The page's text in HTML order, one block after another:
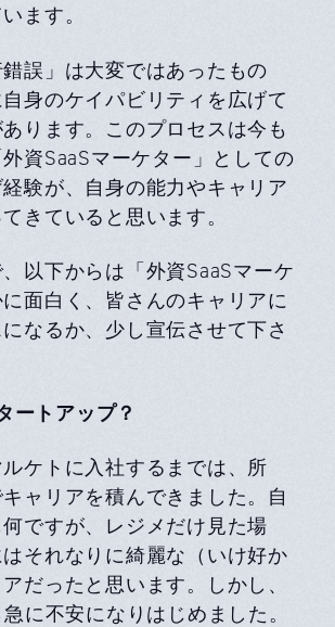
ます。
錯誤」は⼤変ではあったもの
⾝のケイパビリティを広げて
ります。このプロセスは今も
資SaaSマーケター」としての
験が、⾃⾝の能⼒やキャリア
きていると思います。
以下からは「外資SaaSマーケ
⾯⽩く、皆さんのキャリアに
なるか、少し宣伝させて下さ
ートアップ？
ケトに⼊社するまでは、所
ャリアを積んできました。⾃
ですが、レジメだけ⾒た場
それなりに綺麗な（いけ好か
だったと思います。しかし、
に不安になりはじめました。